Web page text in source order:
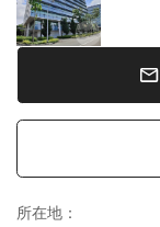
所在地 ：